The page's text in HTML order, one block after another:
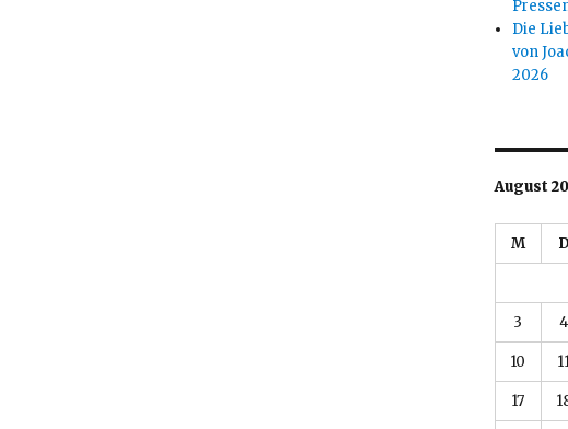
Die
von
2026
August
M D
3 4
10
17